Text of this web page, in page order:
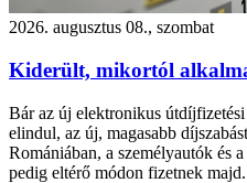
2026. augusztus 08., szombat
Kiderült, mikortól
Bár az új elektronikus
elindul, az új, magasabb
Romániában, a személyautók és
pedig eltérő módon fizetnek majd.